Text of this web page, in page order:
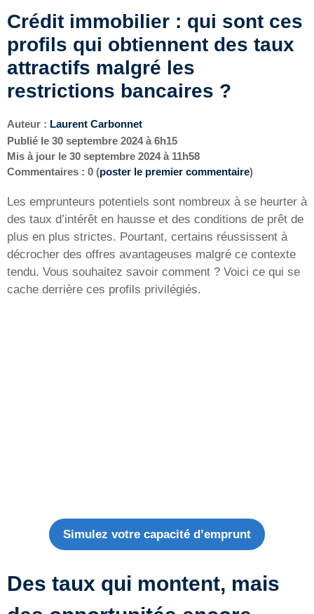
Crédit immobilier : qui sont ces
profils qui obtiennent des taux
attractifs malgré les
restrictions bancaires ?
Auteur : Laurent Carbonnet
Publié le 30 septembre 2024 à 6h15
Mis à jour le 30 septembre 2024 à 11h58
Commentaires : 0 (poster le premier commentaire)
Les emprunteurs potentiels sont nombreux à se heurter à
des taux d’intérêt en hausse et des conditions de prêt de
plus en plus strictes. Pourtant, certains réussissent à
décrocher des offres avantageuses malgré ce contexte
tendu. Vous souhaitez savoir comment ? Voici ce qui se
cache derrière ces profils privilégiés.
Simulez votre capacité d’emprunt
Des taux qui montent, mais